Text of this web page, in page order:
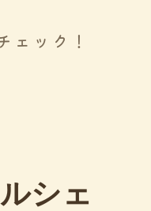
ック！
シェ